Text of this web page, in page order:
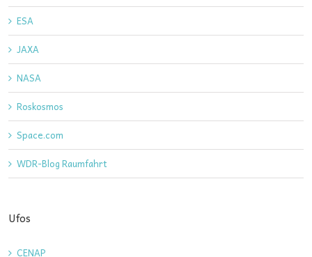
ESA
JAXA
NASA
Roskosmos
Space.com
WDR-Blog Raumfahrt
Ufos
CENAP